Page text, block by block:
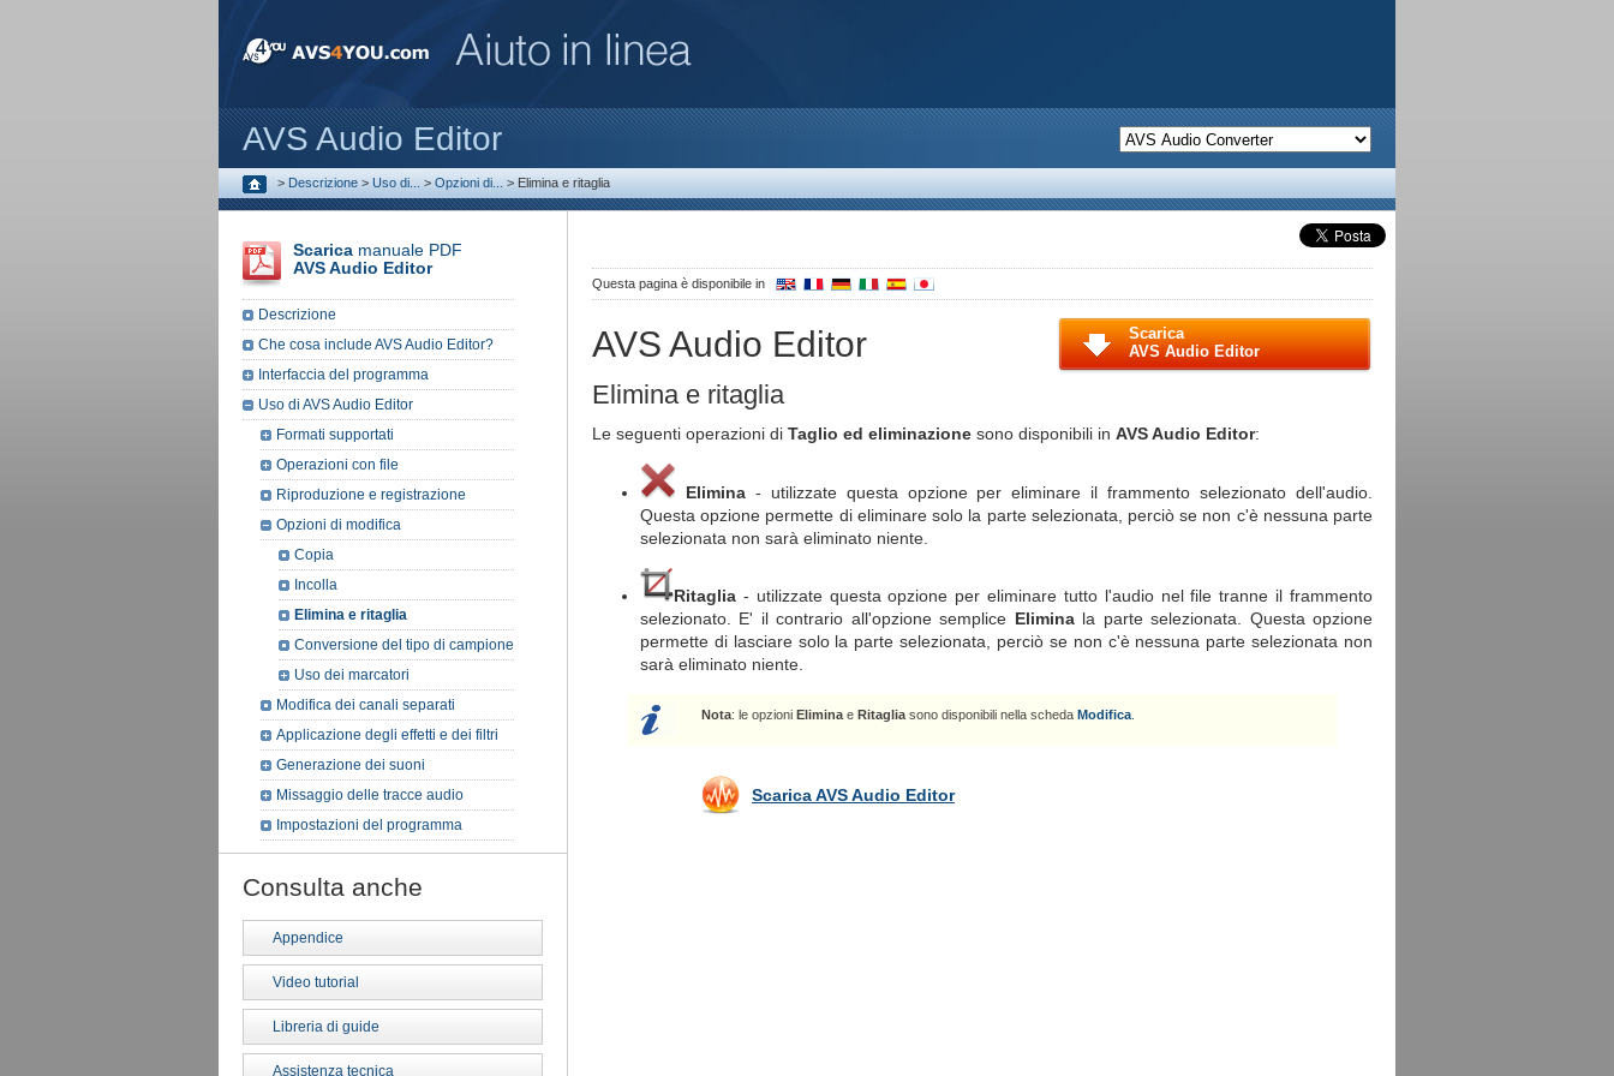
AVS Audio Editor
> Descrizione > Uso di... > Opzioni di... > Elimina e ritaglia
Questa pagina è disponibile in
AVS Audio Editor
Scarica
AVS Audio Editor
Elimina e ritaglia
Le seguenti operazioni di Taglio ed eliminazione sono disponibili in AVS Audio Editor:
Elimina- utilizzate questa opzione per eliminare il frammento selezionato dell'audio.
Questa opzione permette di eliminare solo la parte selezionata, perciò se non c'è nessuna parte
selezionata non sarà eliminato niente.
Ritaglia - utilizzate questa opzione per eliminare tutto l'audio nel file tranne il frammento
selezionato. E' il contrario all'opzione semplice Eliminala parte selezionata. Questa opzione
permette di lasciare solo la parte selezionata, perciò se non c'è nessuna parte selezionata non
sarà eliminato niente.
Nota: le opzioni Elimina e Ritaglia sono disponibili nella scheda Modifica
Scarica AVS Audio Editor
Scarica manuale PDF
AVS Audio Editor
Descrizione
Che cosa include AVS Audio Editor?
Interfaccia del programma
Uso di AVS Audio Editor
Formati supportati
Operazioni con file
Riproduzione e registrazione
Opzioni di modifica
Copia
Incolla
Elimina e ritaglia
Conversione del tipo di campione
Uso dei marcatori
Modifica dei canali separati
Applicazione degli effetti e dei filtri
Generazione dei suoni
Missaggio delle tracce audio
Impostazioni del programma
Consulta anche
Appendice
Video tutorial
Libreria di guide
Assistenza tecnica